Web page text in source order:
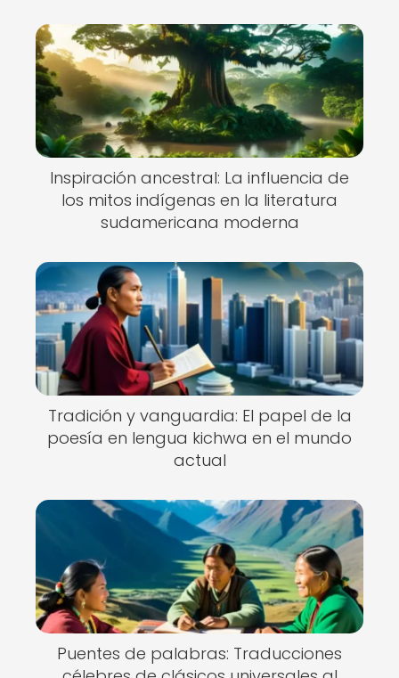
Inspiración ancestral: La influencia de
los mitos indígenas en la literatura
sudamericana moderna
Tradición y vanguardia: El papel de la
poesía en lengua kichwa en el mundo
actual
Puentes de palabras: Traducciones